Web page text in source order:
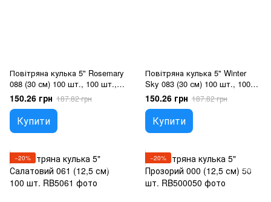
Повітряна кулька 5" Rosemary
088 (30 см) 100 шт., 100 шт.,
5"/12.5см, Гелій або повітря
150.26 грн 187.82 грн
Купити
Повітряна кулька 5" Winter
Sky 083 (30 см) 100 шт., 100
шт., 5"/12.5см, Гелій або
повітря
150.26 грн 187.82 грн
Купити
−20% −20%